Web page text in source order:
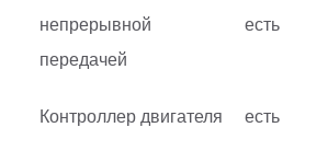
непрерывной
передачей
есть
Контроллер двигателя есть